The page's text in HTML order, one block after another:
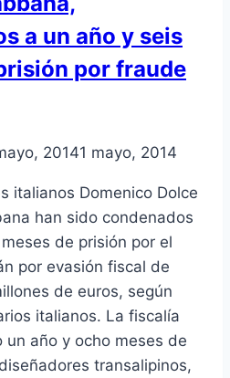
a un año y seis
por fraude
20141 mayo, 2014
italianos Domenico Dolce
han sido condenados
de prisión por el
por evasión fiscal de
de euros, según
italianos. La fiscalía
un año y ocho meses de
transalipinos,